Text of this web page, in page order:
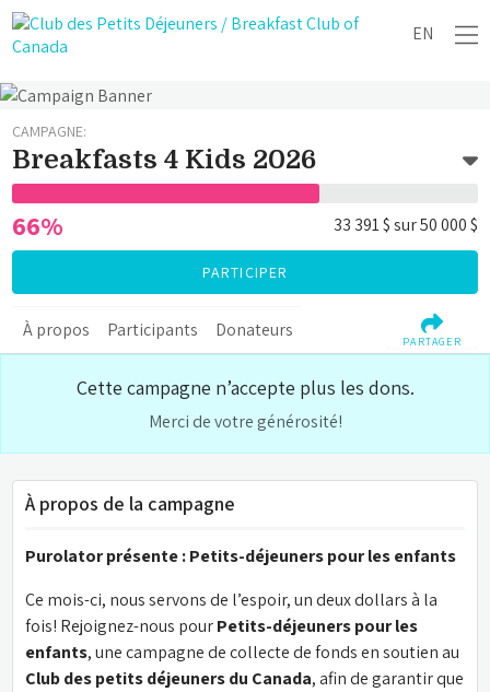
EN
CAMPAGNE:
Breakfasts 4 Kids 2026
66% 33 391 $sur50 000 $
PARTICIPER
À propos Participants Donateurs PARTAGER
Cette campagne n’accepte plus les dons.
Merci de votre générosité!
À propos de la campagne
Purolator présente : Petits-déjeuners pour les enfants
Ce mois-ci, nous servons de l’espoir, un deux dollars à la
fois! Rejoignez-nous pour Petits-déjeuners pour les
enfants
Club des petits déjeuners du Canada, afin de garantir que